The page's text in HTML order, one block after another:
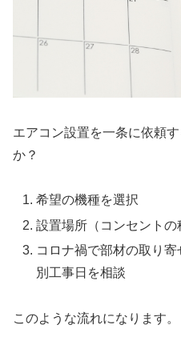
エアコン設置を一条に依頼
か？
希望の機種を選択
設置場所（コンセント
コロナ禍で部材の取り
別工事日を相談
このような流れになります。